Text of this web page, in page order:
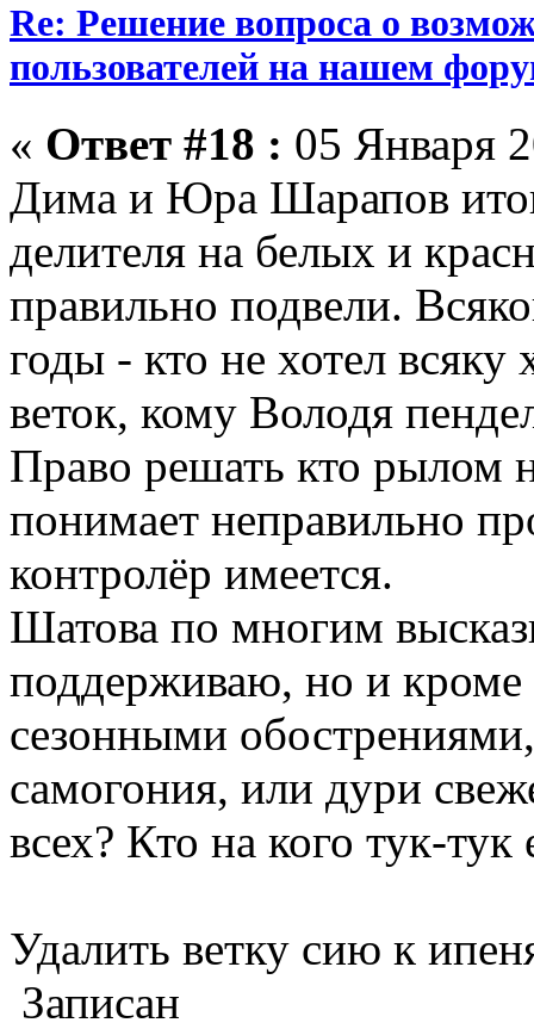
Re: Решение вопроса о
пользователей на нашем
« Ответ #18 : 05 Января
Дима и Юра Шарапов
делителя на белых и
правильно подвели.
годы - кто не хотел
веток, кому Володя
Право решать кто рылом
понимает неправильно
контролёр имеется.
Шатова по многим
поддерживаю, но и кроме
сезонными
самогония, или дури
всех? Кто на кого тук-
Удалить ветку сию к
Записан